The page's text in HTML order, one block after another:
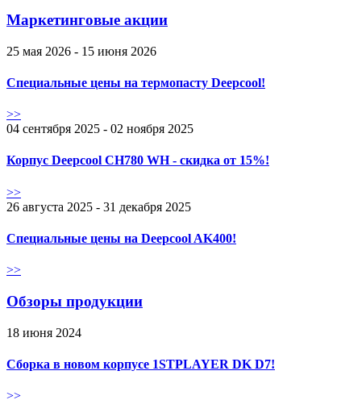
Маркетинговые акции
25 мая 2026 - 15 июня 2026
Специальные цены на термопасту Deepcool!
>>
04 сентября 2025 - 02 ноября 2025
Корпус Deepcool CH780 WH - скидка от 15%!
>>
26 августа 2025 - 31 декабря 2025
Специальные цены на Deepcool AK400!
>>
Обзоры продукции
18 июня 2024
Сборка в новом корпусе 1STPLAYER DK D7!
>>